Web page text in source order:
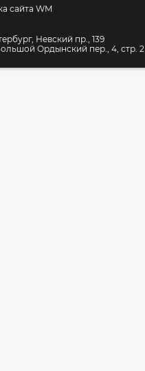
сайта WM
Невский пр., 139
Ордынский пер., 4, стр. 2